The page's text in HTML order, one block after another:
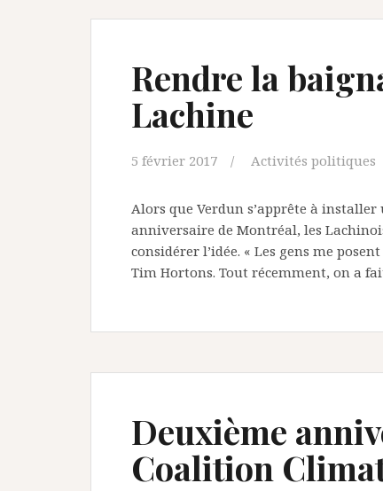
Rendre la
Lachine
5 février 2017 Activités politiques
Alors que Verdun s’apprête à
anniversaire de Montréal, les
considérer l’idée. « Les gens me
Tim Hortons. Tout récemment, on a
Deuxième
Coalition